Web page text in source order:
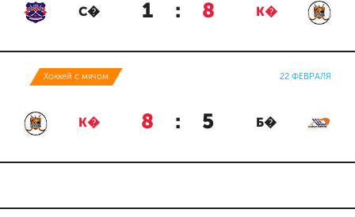
С� 1 : 8 К�
Хоккей с мячом 22 ФЕВРАЛЯ
К� 8 : 5 Б�